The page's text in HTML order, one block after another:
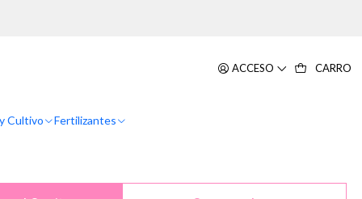
ACCESO CARRO
Cultivo Fertilizantes
Aves Colgante En Vidrio x5